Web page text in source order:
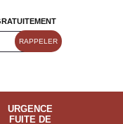
URGENCE
FUITE DE